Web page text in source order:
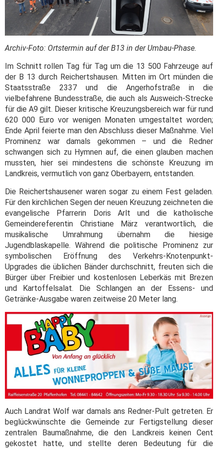
Archiv-Foto: Ortstermin auf der B13 in der Umbau-Phase.
Im Schnitt rollen Tag für Tag um die 13 500 Fahrzeuge auf
der B 13 durch Reichertshausen. Mitten im Ort münden die
Staatsstraße 2337 und die Angerhofstraße in die
vielbefahrene Bundesstraße, die auch als Ausweich-Strecke
für die A9 gilt. Dieser kritische Kreuzungsbereich war für rund
620 000 Euro vor wenigen Monaten umgestaltet worden;
Ende April feierte man den Abschluss dieser Maßnahme. Viel
Prominenz war damals gekommen – und die Redner
schwangen sich zu Hymnen auf, die einen glauben machen
mussten, hier sei mindestens die schönste Kreuzung im
Landkreis, vermutlich von ganz Oberbayern, entstanden.
Die Reichertshausener waren sogar zu einem Fest geladen.
Für den kirchlichen Segen der neuen Kreuzung zeichneten die
evangelische Pfarrerin Doris Arlt und die katholische
Gemeindereferentin Christiane März verantwortlich, die
musikalische Umrahmung übernahm die hiesige
Jugendblaskapelle. Während die politische Prominenz zur
symbolischen Eröffnung des Verkehrs-Knotenpunkt-
Upgrades die üblichen Bänder durchschnitt, freuten sich die
Bürger über Freibier und kostenlosen Leberkäs mit Brezen
und Kartoffelsalat. Die Schlangen an der Essens- und
Getränke-Ausgabe waren zeitweise 20 Meter lang.
Auch Landrat Wolf war damals ans Redner-Pult getreten. Er
beglückwünschte die Gemeinde zur Fertigstellung dieser
zentralen Baumaßnahme, die den Landkreis keinen Cent
gekostet hatte, und stellte deren Bedeutung für die